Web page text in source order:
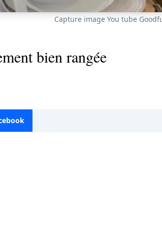
Capture image You tube
bien rangée